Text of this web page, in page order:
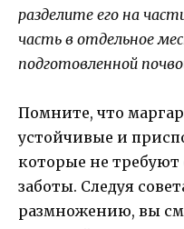
разделите его на
часть в отдельное
подготовленной
Помните, что
устойчивые и
которые не
заботы. Следуя
размножению, вы